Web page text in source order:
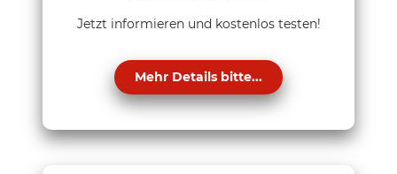
Jetzt informieren und kostenlos testen!
Mehr Details bitte...